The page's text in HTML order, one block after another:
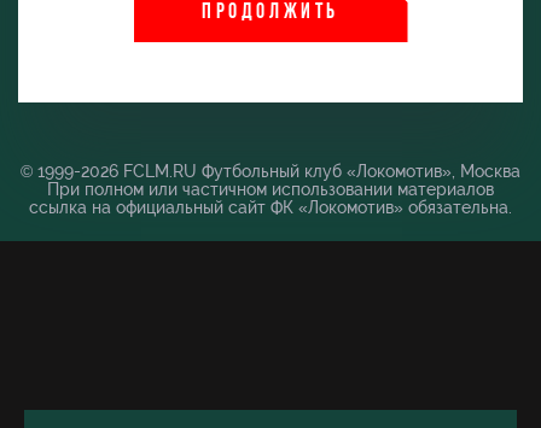
ПРОДОЛЖИТЬ
© 1999-2026 FCLM.RU Футбольный клуб «Локомотив», Москва
При полном или частичном использовании материалов
ссылка на официальный сайт ФК «Локомотив» обязательна.